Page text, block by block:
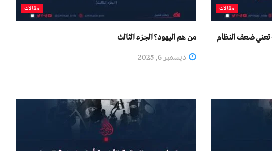
مقالات
تعني ضعف النظام
مقالات
من هم اليهود؟ الجزء الثالث
ديسمبر 6, 2025